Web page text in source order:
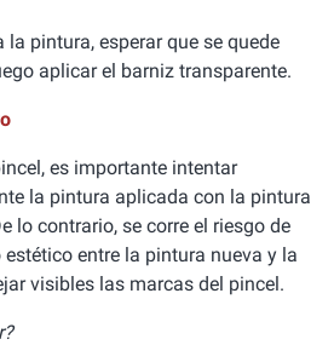
la pintura, esperar que se quede
aplicar el barniz transparente.
es importante intentar
la pintura aplicada con la pintura
lo contrario, se corre el riesgo de
entre la pintura nueva y la
visibles las marcas del pincel.